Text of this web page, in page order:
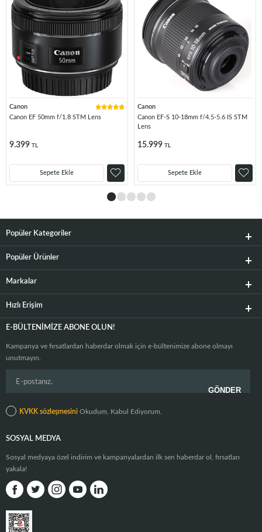
Canon
Canon EF 50mm f/1.8 STM Lens
9.399 TL
Sepete Ekle
Canon
Canon EF-S 10-18mm f/4.5-5.6 IS STM
Lens
15.999 TL
Sepete Ekle
Popüler Kategoriler
Popüler Ürünler
Markalar
Hızlı Erişim
E-BÜLTENIMIZE ABONE OLUN!
Kampanya ve fırsatlardan haberdar olmak için e-bültenimize abone olmayı
unutmayın.
KVKK sözleşmesini Okudum, Kabul Ediyorum.
SOSYAL MEDYA
Sosyal medyaya özel indirim ve kampanyalardan ilk sen haberdar ol, fırsatları
yakala!